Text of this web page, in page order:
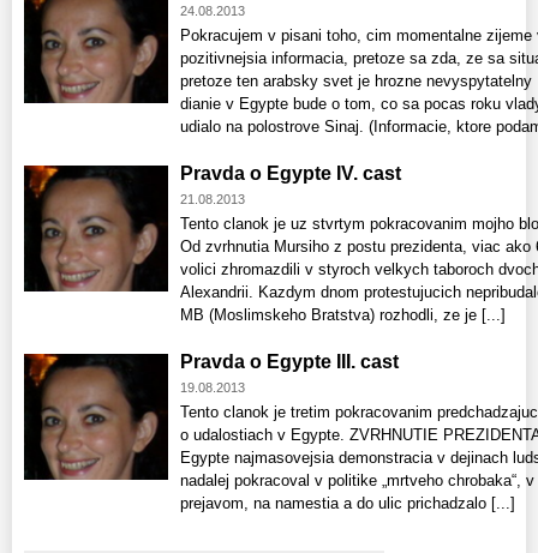
24.08.2013
Pokracujem v pisani toho, cim momentalne
pozitivnejsia informacia, pretoze sa zda, ze sa
pretoze ten arabsky svet je hrozne nevyspytatelny
dianie v Egypte bude o tom, co sa pocas roku
udialo na polostrove Sinaj. (Informacie, ktore
Pravda o Egypte IV. cast
21.08.2013
Tento clanok je uz stvrtym pokracovanim mojho
Od zvrhnutia Mursiho z postu prezidenta, viac
volici zhromazdili v styroch velkych taboroch
Alexandrii. Kazdym dnom protestujucich
MB (Moslimskeho Bratstva) rozhodli, ze je [...]
Pravda o Egypte III. cast
19.08.2013
Tento clanok je tretim pokracovanim
o udalostiach v Egypte. ZVRHNUTIE
Egypte najmasovejsia demonstracia v dejinach
nadalej pokracoval v politike „mrtveho chrobaka“,
prejavom, na namestia a do ulic prichadzalo [...]